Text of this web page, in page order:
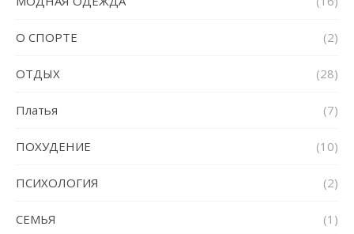
О СПОРТЕ (2)
ОТДЫХ (28)
Платья (7)
ПОХУДЕНИЕ (10)
ПСИХОЛОГИЯ (2)
СЕМЬЯ (1)